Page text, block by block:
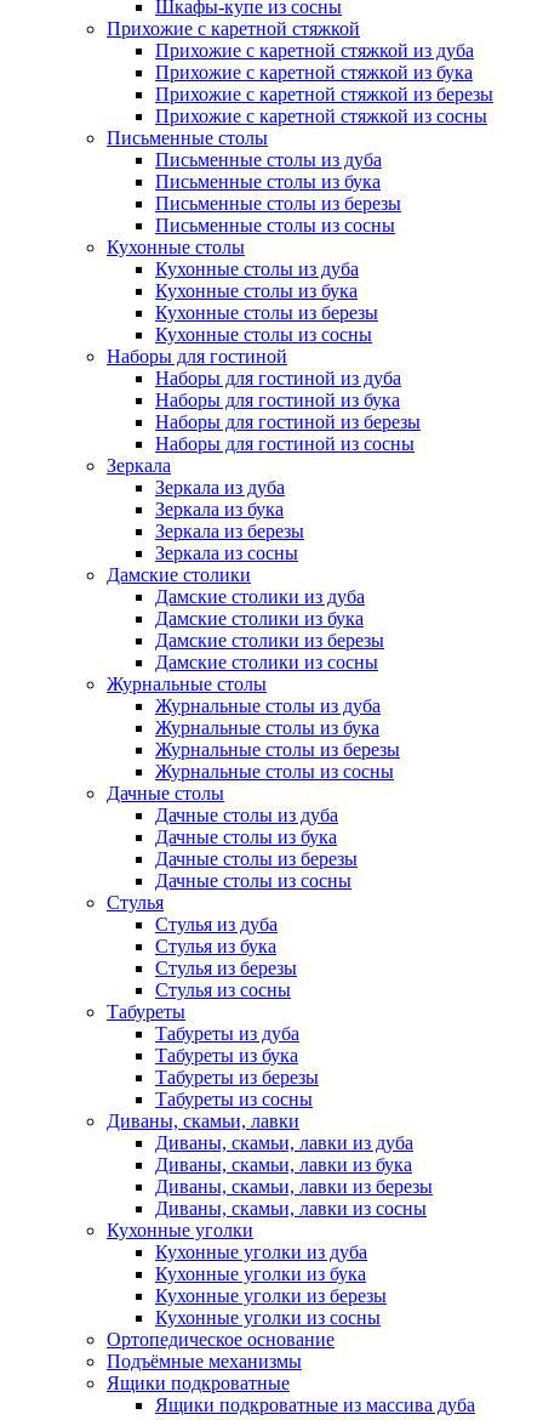
Шкафы-купе из сосны
Прихожие с каретной стяжкой
Прихожие с каретной стяжкой из дуба
Прихожие с каретной стяжкой из бука
Прихожие с каретной стяжкой из березы
Прихожие с каретной стяжкой из сосны
Письменные столы
Письменные столы из дуба
Письменные столы из бука
Письменные столы из березы
Письменные столы из сосны
Кухонные столы
Кухонные столы из дуба
Кухонные столы из бука
Кухонные столы из березы
Кухонные столы из сосны
Наборы для гостиной
Наборы для гостиной из дуба
Наборы для гостиной из бука
Наборы для гостиной из березы
Наборы для гостиной из сосны
Зеркала
Зеркала из дуба
Зеркала из бука
Зеркала из березы
Зеркала из сосны
Дамские столики
Дамские столики из дуба
Дамские столики из бука
Дамские столики из березы
Дамские столики из сосны
Журнальные столы
Журнальные столы из дуба
Журнальные столы из бука
Журнальные столы из березы
Журнальные столы из сосны
Дачные столы
Дачные столы из дуба
Дачные столы из бука
Дачные столы из березы
Дачные столы из сосны
Стулья
Стулья из дуба
Стулья из бука
Стулья из березы
Стулья из сосны
Табуреты
Табуреты из дуба
Табуреты из бука
Табуреты из березы
Табуреты из сосны
Диваны, скамьи, лавки
Диваны, скамьи, лавки из дуба
Диваны, скамьи, лавки из бука
Диваны, скамьи, лавки из березы
Диваны, скамьи, лавки из сосны
Кухонные уголки
Кухонные уголки из дуба
Кухонные уголки из бука
Кухонные уголки из березы
Кухонные уголки из сосны
Ортопедическое основание
Подъёмные механизмы
Ящики подкроватные
Ящики подкроватные из массива дуба